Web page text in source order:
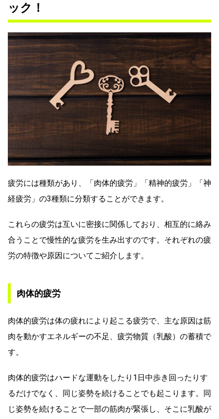
ック！
疲労には種類があり、「肉体的疲労」「精神的疲労」「神
経疲労」の3種類に分類することができます。
これらの疲労は互いに密接に関係しており、相互的に絡み
合うことで慢性的な疲労を生み出すのです。それぞれの疲
労の特徴や原因についてご紹介します。
肉体的疲労
肉体的疲労は体の疲れにより起こる疲労で、主な原因は筋
肉を動かすエネルギーの不足、疲労物質（乳酸）の蓄積で
す。
肉体的疲労はハードな運動をしたり1日中歩き回ったりす
るだけでなく、同じ姿勢を続けることでも起こります。同
じ姿勢を続けることで一部の筋肉が緊張し、そこに乳酸が